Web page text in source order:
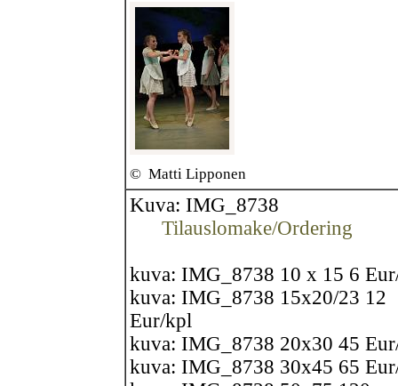
© Matti Lipponen
Kuva: IMG_8738
Tilauslomake/Ordering
kuva: IMG_8738 10 x 15 6
kuva: IMG_8738 15x20/23 12
Eur/kpl
kuva: IMG_8738 20x30 45
kuva: IMG_8738 30x45 65